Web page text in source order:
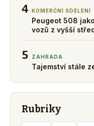
4 KOMERČNÍ SDĚLENÍ
Peugeot 508
vozů z vyšší
5 ZAHRADA
Tajemství stále
Rubriky